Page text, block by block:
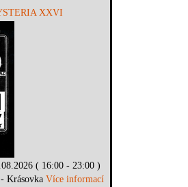
XXVI
( 16:00 - 23:00 )
- KrásovkaVíce informací